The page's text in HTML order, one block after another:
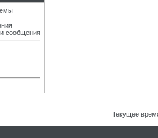
сообщения
Текущее